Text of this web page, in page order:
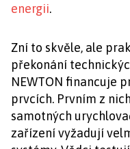
energii.
Zní to skvěle, ale
překonání
NEWTON financuje
prvcích. Prvním z
samotných
zařízení vyžadují